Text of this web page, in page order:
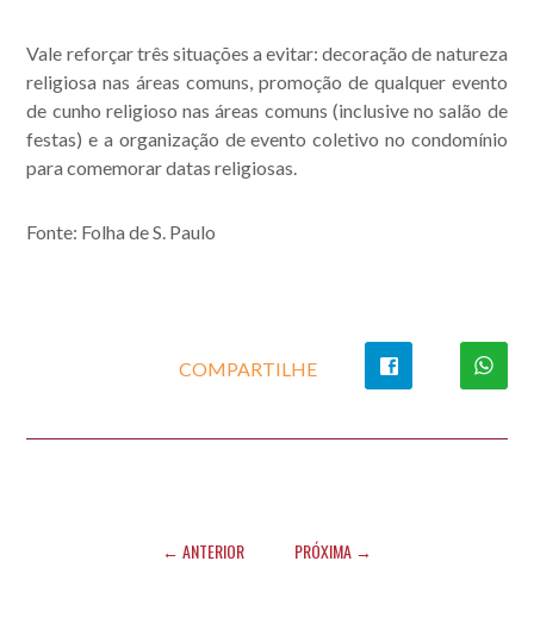
Vale reforçar três situações a evitar: decoração de natureza
religiosa nas áreas comuns, promoção de qualquer evento
de cunho religioso nas áreas comuns (inclusive no salão de
festas) e a organização de evento coletivo no condomínio
para comemorar datas religiosas.
Fonte: Folha de S. Paulo
COMPARTILHE
← ANTERIOR PRÓXIMA →